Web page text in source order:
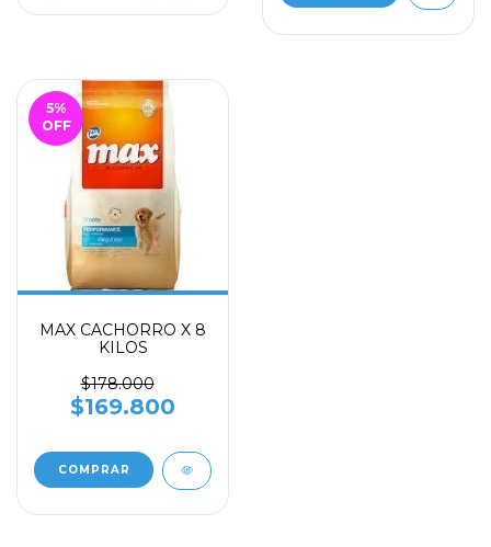
5%
OFF
MAX CACHORRO X 8
KILOS
$178.000
$169.800